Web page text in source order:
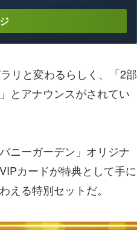
リと変わるらしく、「2部
とアナウンスがされてい
ニーガーデン」オリジナ
カードが特典として手に
える特別セットだ。